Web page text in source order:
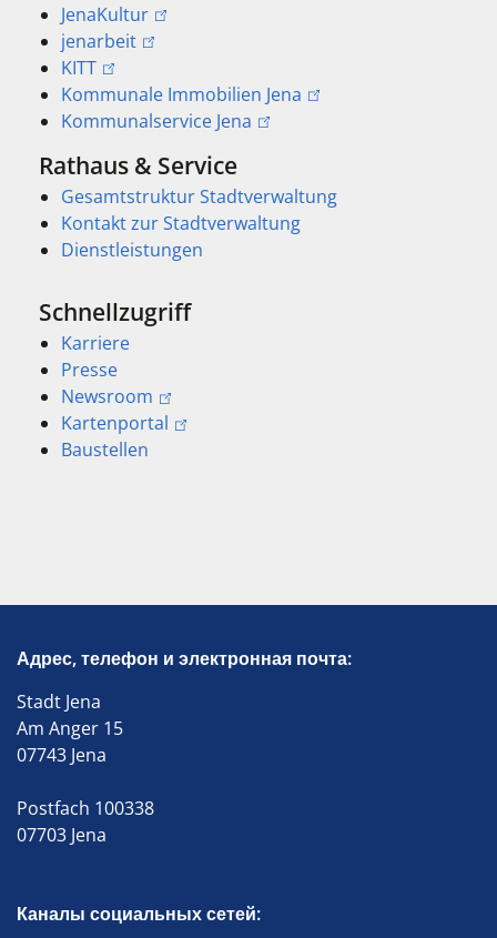
JenaKultur
jenarbeit
KITT
Kommunale Immobilien Jena
Kommunalservice Jena
Rathaus & Service
Gesamtstruktur Stadtverwaltung
Kontakt zur Stadtverwaltung
Dienstleistungen
Schnellzugriff
Karriere
Presse
Newsroom
Kartenportal
Baustellen
Адрес, телефон и электронная почта:
Stadt Jena
Am Anger 15
07743 Jena
Postfach 100338
07703 Jena
Каналы социальных сетей: